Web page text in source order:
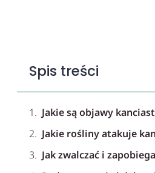
Spis treści
Jakie są objawy
Jakie rośliny atakuje
Jak zwalczać i